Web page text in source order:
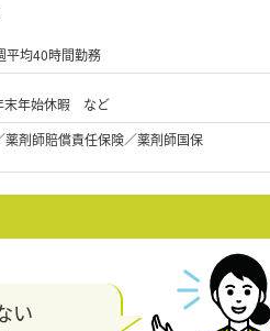
平均40時間勤務
末年始休暇 など
剤師賠償責任保険／薬剤師国保
い